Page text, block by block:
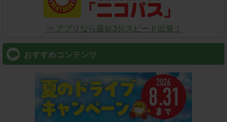
⇒ アプリなら最短3分スピード出発！
おすすめコンテンツ